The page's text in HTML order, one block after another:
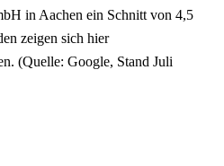
in Aachen ein Schnitt von 4,5
zeigen sich hier
(Quelle: Google, Stand Juli